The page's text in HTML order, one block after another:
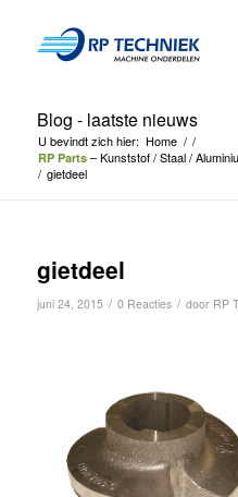
Blog - laatste nieuws
U bevindt zich hier: Home / /
RP Parts– Kunststof / Staal /
/ gietdeel
gietdeel
juni 24, 2015 / 0 Reacties / door RP